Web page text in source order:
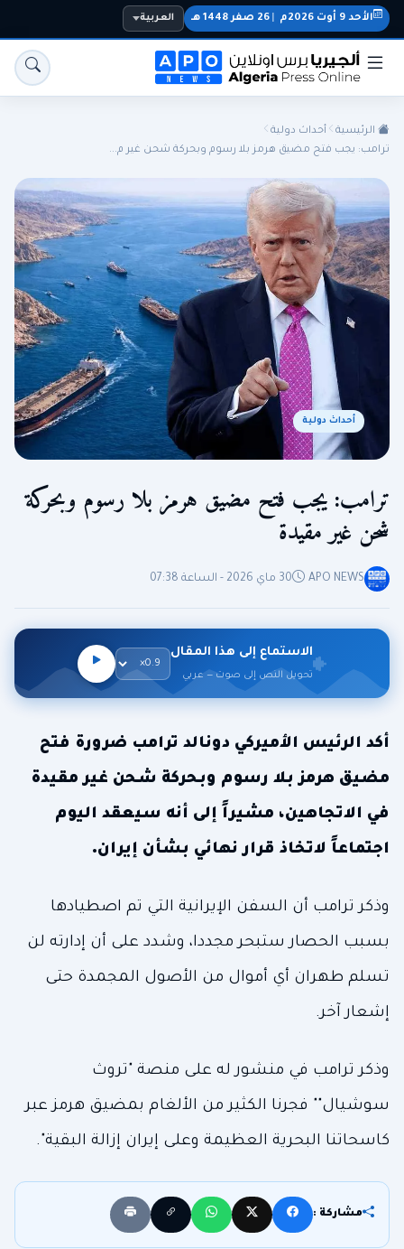
الجزائر الجالية المنتخب الوطني سياسة
اقتصاد رياضة
الأحد 9 أوت 2026م 26 صفر 1448 هـ العربية
الرئيسية
أحداث دولية
ترامب: يجب فتح مضيق هرمز بلا رسوم وبحركة شحن غير م...
أحداث دولية
ترامب: يجب فتح مضيق هرمز بلا رسوم وبحركة
شحن غير مقيدة
APO NEWS 30 ماي 2026 - الساعة 07:38
الاستماع إلى هذا المقال
تحويل النص إلى صوت — عربي
أكد الرئيس الأميركي دونالد ترامب ضرورة فتح
مضيق هرمز بلا رسوم وبحركة شحن غير مقيدة
في الاتجاهين، مشيراً إلى أنه سيعقد اليوم
اجتماعاً لاتخاذ قرار نهائي بشأن إيران.
وذكر ترامب أن السفن الإيرانية التي تم اصطيادها
بسبب الحصار ستبحر مجددا، وشدد على أن إدارته لن
تسلم طهران أي أموال من الأصول المجمدة حتى
إشعار آخر.
وذكر ترامب في منشور له على منصة "تروث
سوشيال"" فجرنا الكثير من الألغام بمضيق هرمز عبر
كاسحاتنا البحرية العظيمة وعلى إيران إزالة البقية".
مشاركة :